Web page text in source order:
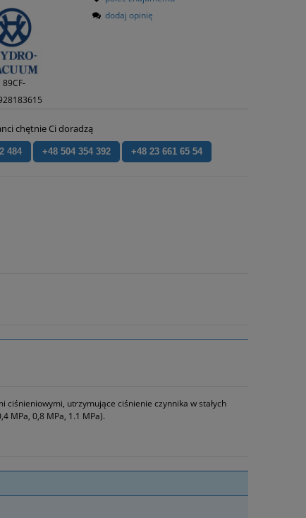
89CF-
dodaj opinię
chętnie Ci doradzą
484 +48 504 354 392 +48 23 661 65 54
ciśnieniowymi, utrzymujące ciśnienie czynnika w stałych
MPa, 0,8 MPa, 1.1 MPa).